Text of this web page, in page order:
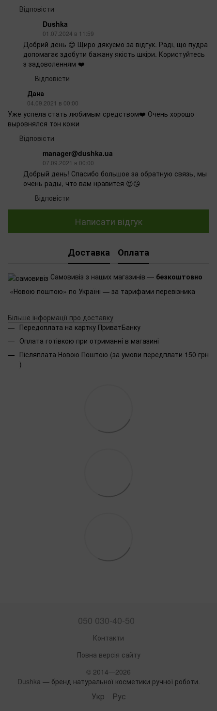
Відповісти
Dushka
01.07.2024 в 11:59
Добрий день 😊 Щиро дякуємо за відгук. Раді, що пудра
допомагає здобути бажану якість шкіри. Користуйтесь
з задоволенням ❤️
Відповісти
Дана
04.09.2021 в 00:00
Уже успела стать любимым средством❤️ Очень хорошо
выровнялся тон кожи
Відповісти
manager@dushka.ua
07.09.2021 в 00:00
Добрый день! Спасибо большое за обратную связь, мы
очень рады, что вам нравится 😍😘
Відповісти
Написати відгук
Доставка Оплата
Самовивіз з наших магазинів — безкоштовно
«Новою поштою» по Україні — за тарифами перевізника
Більше інформації про доставку
Передоплата на картку ПриватБанку
Оплата готівкою при отриманні в магазині
Післяплата Новою Поштою (за умови передплати 150 грн
)
050 030-40-50
Контакти
Повна версія сайту
© 2014—2026
Dushka — бренд натуральної косметики ручної роботи
Укр Рус